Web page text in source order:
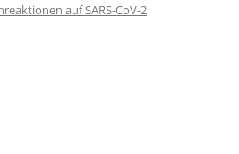
auf SARS-CoV-2